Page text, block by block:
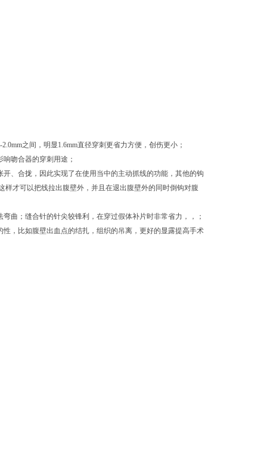
之间，明显1.6mm直径穿刺更省力方便，创伤更小；
吻合器的穿刺用途；
、合拢，因此实现了在使用当中的主动抓线的功能，其他的钩
才可以把线拉出腹壁外，并且在退出腹壁外的同时倒钩对腹
曲；缝合针的针尖较锋利，在穿过假体补片时非常省力，，；
，比如腹壁出血点的结扎，组织的吊离，更好的显露提高手术